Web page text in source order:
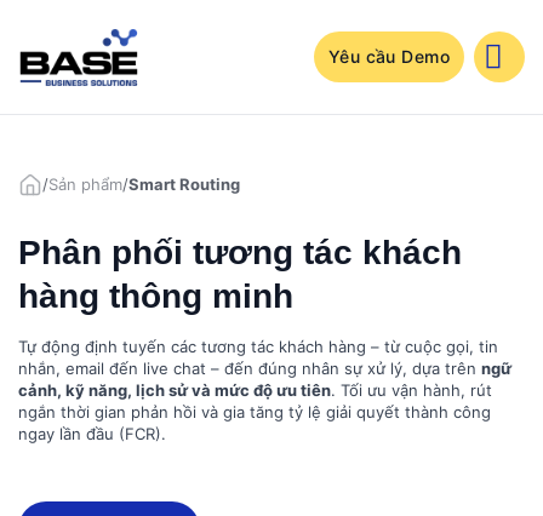
nội
dung
Yêu cầu Demo
/Sản phẩm/Smart Routing
Phân phối tương tác khách
hàng thông minh
Tự động định tuyến các tương tác khách hàng – từ cuộc gọi, tin
nhắn, email đến live chat – đến đúng nhân sự xử lý, dựa trên ngữ
cảnh, kỹ năng, lịch sử và mức độ ưu tiên. Tối ưu vận hành, rút
ngắn thời gian phản hồi và gia tăng tỷ lệ giải quyết thành công
ngay lần đầu (FCR).